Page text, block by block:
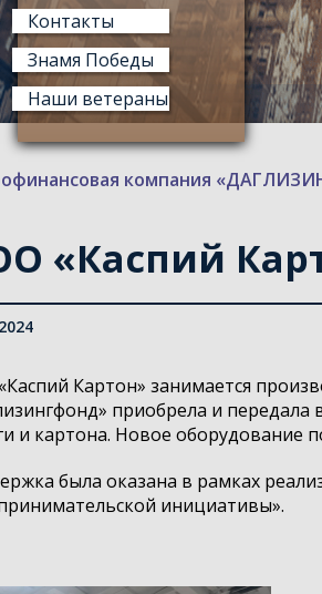
Контакты
Знамя Победы
Наши ветераны
компания
«Каспий
Картон» занимается
приобрела и
и картона. Новое оборудование
была оказана в рамках
инициативы».